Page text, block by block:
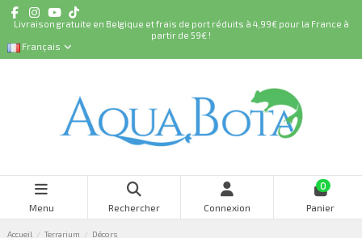
Livraison gratuite en Belgique et frais de port réduits à 4,99€ pour la France à
partir de 59€ !
Français
Menu Rechercher Connexion
0
Panier
Accueil Terrarium Décors